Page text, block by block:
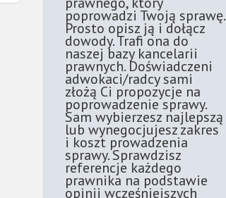
poprowadzi Twoją sprawę.
Prosto opisz ją i dołącz
dowody. Trafi ona do
naszej bazy kancelarii
prawnych. Doświadczeni
adwokaci/radcy sami
złożą Ci propozycje na
poprowadzenie sprawy.
Sam wybierzesz najlepszą
lub wynegocjujesz zakres
i koszt prowadzenia
sprawy. Sprawdzisz
referencje każdego
prawnika na podstawie
opinii wcześniejszych